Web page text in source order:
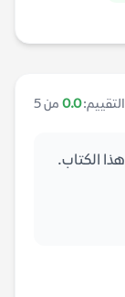
0.0 من 5
الكتاب.